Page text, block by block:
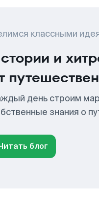
классными
и
день строим
знания о
блог